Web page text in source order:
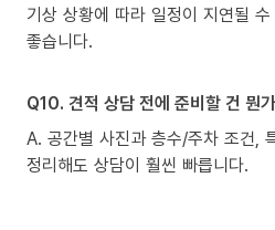
기상 상황에 따라 일정이 지연될
좋습니다.
Q10. 견적 상담 전에 준비할 건 뭔
A. 공간별 사진과 층수/주차 조건,
정리해도 상담이 훨씬 빠릅니다.